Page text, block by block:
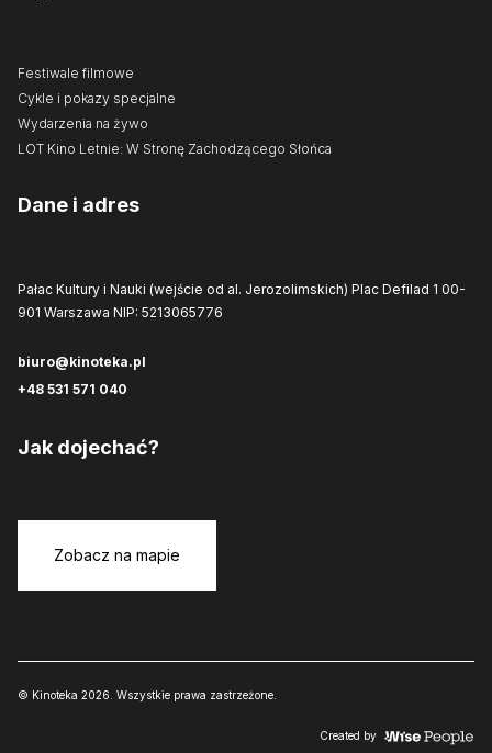
Festiwale filmowe
Cykle i pokazy specjalne
Wydarzenia na żywo
LOT Kino Letnie: W Stronę Zachodzącego Słońca
Dane i adres
Pałac Kultury i Nauki (wejście od al. Jerozolimskich) Plac Defilad 1 00-
901 Warszawa NIP: 5213065776
biuro@kinoteka.pl
+48 531 571 040
Jak dojechać?
Zobacz na mapie
© Kinoteka 2026. Wszystkie prawa zastrzeżone.
Created by